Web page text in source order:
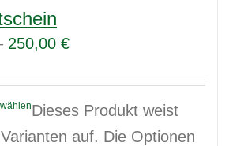
250,00 €
Dieses Produkt weist
auf. Die Optionen